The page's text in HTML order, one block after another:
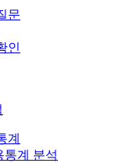
문
인
계
통계 분석